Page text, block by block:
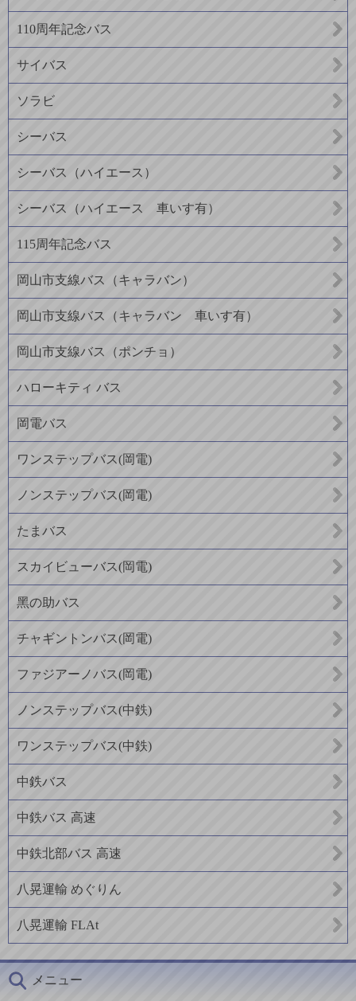
110周年記念バス
サイバス
ソラビ
シーバス
シーバス（ハイエース）
シーバス（ハイエース 車いす有）
115周年記念バス
岡山市支線バス（キャラバン）
岡山市支線バス（キャラバン 車いす有）
岡山市支線バス（ポンチョ）
ハローキティ バス
岡電バス
ワンステップバス(岡電)
ノンステップバス(岡電)
たまバス
スカイビューバス(岡電)
黑の助バス
チャギントンバス(岡電)
ファジアーノバス(岡電)
ノンステップバス(中鉄)
ワンステップバス(中鉄)
中鉄バス
中鉄バス 高速
中鉄北部バス 高速
八晃運輸 めぐりん
八晃運輸 FLAt
メニュー